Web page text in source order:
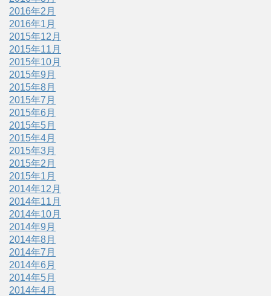
2016年2月
2016年1月
2015年12月
2015年11月
2015年10月
2015年9月
2015年8月
2015年7月
2015年6月
2015年5月
2015年4月
2015年3月
2015年2月
2015年1月
2014年12月
2014年11月
2014年10月
2014年9月
2014年8月
2014年7月
2014年6月
2014年5月
2014年4月